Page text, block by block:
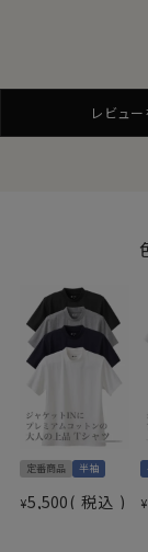
REDA ACTIVE
ビジネスでもカ
-REDA
●SUPER120's
●REDA
すさ
●家庭洗濯OK、
-こんな方におす
●汗のベタつき
●出張/旅行で洗
●コットンTだと
が気になる方
仕様表
素材
ウ
（
（
有り
ウオ
レビュー
定番商品 半袖
¥5,500 税込 ¥